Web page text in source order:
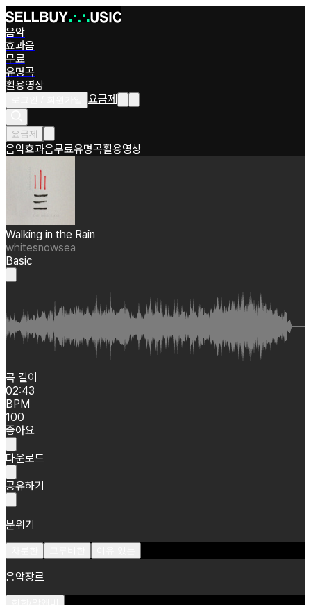
음악
효과음
무료
유명곡
활용영상
요금제
요금제
음악효과음무료유명곡활용영상
Walking in the Rain
whitesnowsea
Basic
곡 길이
02:43
BPM
100
좋아요
다운로드
공유하기
분위기
음악장르